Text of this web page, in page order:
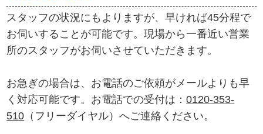
スタッフの状況にもよりますが、早ければ45分程で
お伺いすることが可能です。現場から一番近い営業
所のスタッフがお伺いさせていただきます。
お急ぎの場合は、お電話のご依頼がメールよりも早
く対応可能です。お電話での受付は：0120-353-
510 （フリーダイヤル）へご連絡ください。